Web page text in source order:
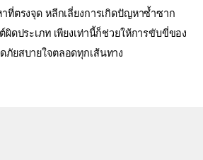
ที่ตรงจุด หลีกเลี่ยงการเกิดปัญหาซ้ำซาก
ผิดประเภท เพียงเท่านี้ก็ช่วยให้การขับขี่ของ
ยสบายใจตลอดทุกเส้นทาง